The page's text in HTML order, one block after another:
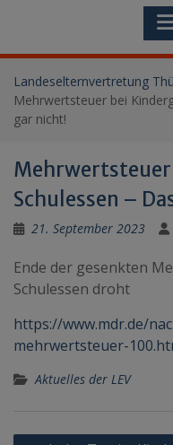
Landeselternvertretung
Mehrwertsteuer bei
gar nicht!
Schulessen –
21. September 2023
Ende der gesenkten
Schulessen droht
https://www.mdr.de/
mehrwertsteuer-
Aktuelles der LEV